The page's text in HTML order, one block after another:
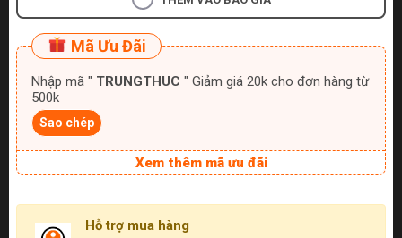
Mã Ưu Đãi
Nhập mã " TRUNGTHUC " Giảm giá 20k cho đơn hàng từ
500k
Sao chép
Xem thêm mã ưu đãi
Hỗ trợ mua hàng